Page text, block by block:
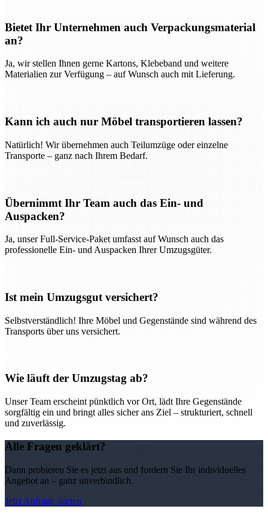
Bietet Ihr Unternehmen auch Verpackungsmaterial
an?
Ja, wir stellen Ihnen gerne Kartons, Klebeband und weitere
Materialien zur Verfügung – auf Wunsch auch mit Lieferung.
Kann ich auch nur Möbel transportieren lassen?
Natürlich! Wir übernehmen auch Teilumzüge oder einzelne
Transporte – ganz nach Ihrem Bedarf.
Übernimmt Ihr Team auch das Ein- und
Auspacken?
Ja, unser Full-Service-Paket umfasst auf Wunsch auch das
professionelle Ein- und Auspacken Ihrer Umzugsgüter.
Ist mein Umzugsgut versichert?
Selbstverständlich! Ihre Möbel und Gegenstände sind während des
Transports über uns versichert.
Wie läuft der Umzugstag ab?
Unser Team erscheint pünktlich vor Ort, lädt Ihre Gegenstände
sorgfältig ein und bringt alles sicher ans Ziel – strukturiert, schnell
und zuverlässig.
Alle Fragen geklärt?
Dann probieren Sie es jetzt aus und fordern Sie Ihr individuelles
Angebot an – ganz unverbindlich.
Jetzt Anfrage starten